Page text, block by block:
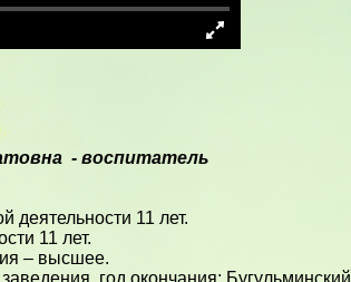
- воспитатель
деятельности 11 лет.
11 лет.
– высшее.
год окончания; Бугульминский